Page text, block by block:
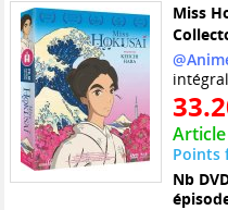
Miss
Points
Nb